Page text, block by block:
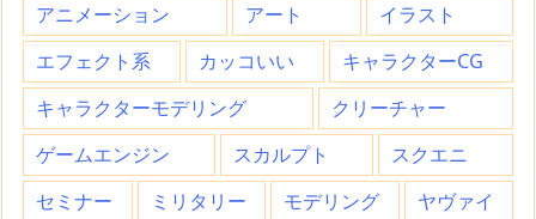
アニメーション
アート
イラスト
エフェクト系
カッコいい
キャラクターCG
キャラクターモデリング
クリーチャー
ゲームエンジン
スカルプト
スクエニ
セミナー
ミリタリー モデリング
ヤヴァイ